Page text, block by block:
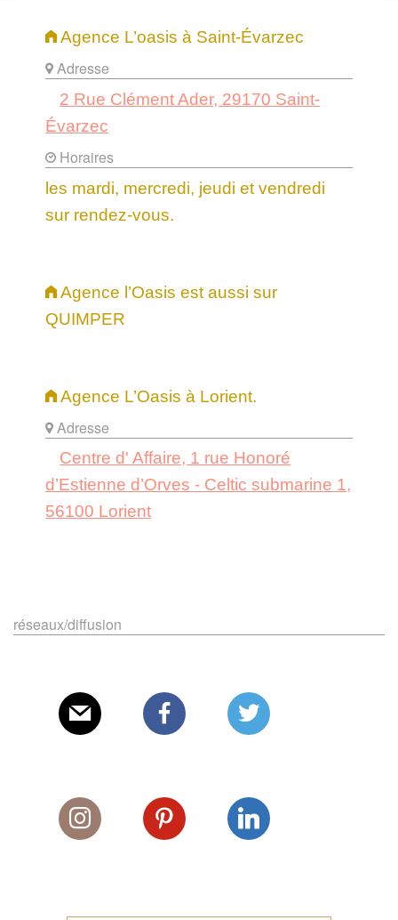
Agence L’oasis à Saint-Évarzec
Adresse
2 Rue Clément Ader, 29170 Saint-
Évarzec
Horaires
les mardi, mercredi, jeudi et vendredi
sur rendez-vous.
Agence l’Oasis est aussi sur
QUIMPER
Agence L’Oasis à Lorient.
Adresse
Centre d' Affaire, 1 rue Honoré
d’Estienne d’Orves - Celtic submarine 1,
56100 Lorient
réseaux/diffusion